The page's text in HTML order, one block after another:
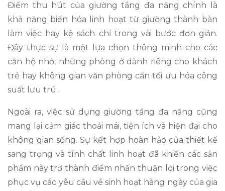
Điểm thu hút của giường tầng đa năng chính là
khả năng biến hóa linh hoạt từ giường thành bàn
làm việc hay kệ sách chỉ trong vài bước đơn giản.
Đây thực sự là một lựa chọn thông minh cho các
căn hộ nhỏ, những phòng ở dành riêng cho khách
trẻ hay không gian văn phòng cần tối ưu hóa công
suất lưu trú.
Ngoài ra, việc sử dụng giường tầng đa năng cũng
mang lại cảm giác thoải mái, tiện ích và hiện đại cho
không gian sống. Sự kết hợp hoàn hảo của thiết kế
sang trọng và tính chất linh hoạt đã khiến các sản
phẩm này trở thành điểm nhấn thuận lợi trong việc
phục vụ các yêu cầu về sinh hoạt hàng ngày của gia